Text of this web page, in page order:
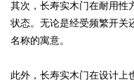
其次，长寿实木门在耐用性
状态。无论是经受频繁开关
名称的寓意。
此外，长寿实木门在设计上